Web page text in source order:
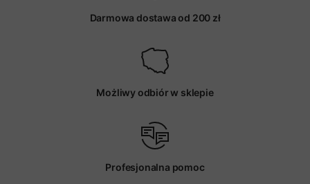
Darmowa dostawa od 200 zł
Możliwy odbiór w sklepie
Profesjonalna pomoc